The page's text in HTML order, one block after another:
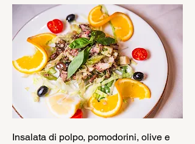
Insalata di polpo, pomodorini, olive e